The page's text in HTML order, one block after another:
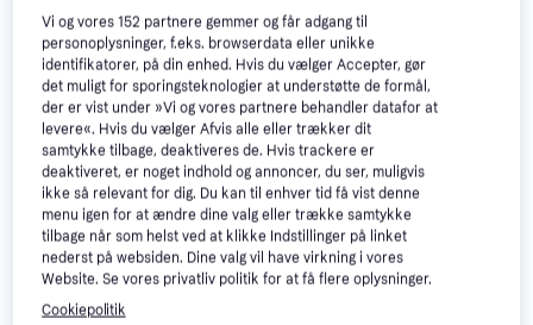
29.999 kr.
1 butik
Omgivelser Brun 272 x 120 x
55.5 cm
Udendørs Spa
1.696 kr.
2 butikker
Bestway Oppusteligt
spabad Lay-Z-Spa
4
Intex Oppusteligt spabad
PureSpa Bubble Massage 4-
Vi og vores152 partnere gemmer og får adgang til
personoplysninger, f.eks. browserdata eller unikke
identifikatorer, på din enhed. Hvis du vælger Accepter, gør
det muligt for sporingsteknologier at understøtte de formål,
der er vist under »Vi og vores partnere behandler datafor at
levere«. Hvis du vælger Afvis alle eller trækker dit
samtykke tilbage, deaktiveres de. Hvis trackere er
deaktiveret, er noget indhold og annoncer, du ser, muligvis
ikke så relevant for dig. Du kan til enhver tid få vist denne
menu igen for at ændre dine valg eller trække samtykke
tilbage når som helst ved at klikke Indstillinger på linket
nederst på websiden. Dine valg vil have virkning i vores
Website. Se vores privatliv politik for at få flere oplysninger.
Cookiepolitik